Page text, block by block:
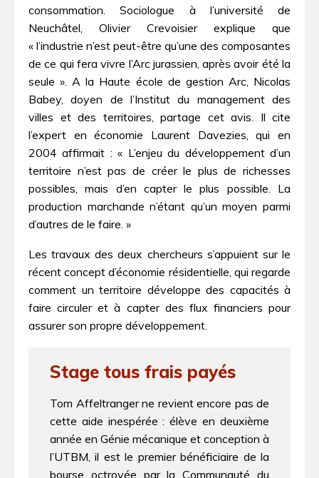
consommation. Sociologue à l’université de
Neuchâtel, Olivier Crevoisier explique que
« l’industrie n’est peut-être qu’une des composantes
de ce qui fera vivre l’Arc jurassien, après avoir été la
seule ». A la Haute école de gestion Arc, Nicolas
Babey, doyen de l’Institut du management des
villes et des territoires, partage cet avis. Il cite
l’expert en économie Laurent Davezies, qui en
2004 affirmait : « L’enjeu du développement d’un
territoire n’est pas de créer le plus de richesses
possibles, mais d’en capter le plus possible. La
production marchande n’étant qu’un moyen parmi
d’autres de le faire. »
Les travaux des deux chercheurs s’appuient sur le
récent concept d’économie résidentielle, qui regarde
comment un territoire développe des capacités à
faire circuler et à capter des flux financiers pour
assurer son propre développement.
Stage tous frais payés
Tom Affeltranger ne revient encore pas de
cette aide inespérée : élève en deuxième
année en Génie mécanique et conception à
l’UTBM, il est le premier bénéficiaire de la
bourse octroyée par la Communauté du